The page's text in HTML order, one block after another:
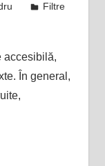
Filtre
accesibilă,
În general,